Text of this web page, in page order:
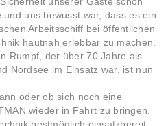
uns bewusst war, dass es ein
Arbeitsschiff bei öffentlichen
hautnah erlebbar zu machen.
Rumpf, der über 70 Jahre als
Nordsee im Einsatz war, ist nun
oder ob sich noch eine
wieder in Fahrt zu bringen.